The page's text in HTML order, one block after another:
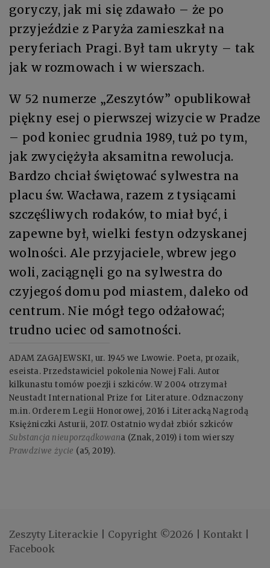
goryczy, jak mi się zdawało – że po
przyjeździe z Paryża zamieszkał na
peryferiach Pragi. Był tam ukryty – tak
jak w rozmowach i w wierszach.
W 52 numerze „Zeszytów” opublikował
piękny esej o pierwszej wizycie w Pradze
– pod koniec grudnia 1989, tuż po tym,
jak zwyciężyła aksamitna rewolucja.
Bardzo chciał świętować sylwestra na
placu św. Wacława, razem z tysiącami
szczęśliwych rodaków, to miał być, i
zapewne był, wielki festyn odzyskanej
wolności. Ale przyjaciele, wbrew jego
woli, zaciągnęli go na sylwestra do
czyjegoś domu pod miastem, daleko od
centrum. Nie mógł tego odżałować;
trudno uciec od samotności.
ADAM ZAGAJEWSKI, ur. 1945 we Lwowie. Poeta, prozaik,
eseista. Przedstawiciel pokolenia Nowej Fali. Autor
kilkunastu tomów poezji i szkiców. W 2004 otrzymał
Neustadt International Prize for Literature. Odznaczony
m.in. Orderem Legii Honorowej, 2016 i Literacką Nagrodą
Księżniczki Asturii, 2017. Ostatnio wydał zbiór szkiców
Substancja nieuporządkowana (Znak, 2019) i tom wierszy
Prawdziwe życie (a5, 2019).
Zeszyty Literackie Copyright ©2026 Kontakt
Facebook